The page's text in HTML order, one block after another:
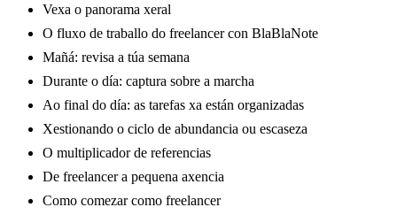
Vexa o panorama xeral
O fluxo de traballo do freelancer con BlaBlaNote
Mañá: revisa a túa semana
Durante o día: captura sobre a marcha
Ao final do día: as tarefas xa están organizadas
Xestionando o ciclo de abundancia ou escaseza
O multiplicador de referencias
De freelancer a pequena axencia
Como comezar como freelancer